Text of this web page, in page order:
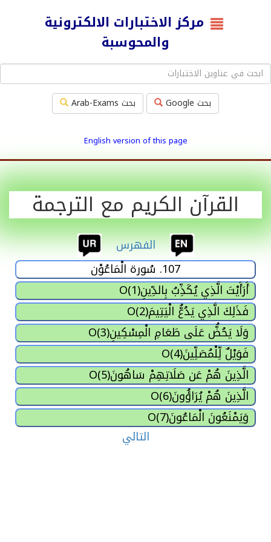
مركز الاختبارات الالكترونية
والمحوسبة
بحث Google بحث Arab-Exams
English version of this page
القرآن الكريم مع الترجمة
الفهرس
107. سُورة الْمَاعُوْن
أَرَأَيْتَ الَّذِي يُكَذِّبُ بِالدِّينِO(1)
فَذَلِكَ الَّذِي يَدُعُّ الْيَتِيمَO(2)
وَلَا يَحُضُّ عَلَى طَعَامِ الْمِسْكِينِO(3)
فَوَيْلٌ لِّلْمُصَلِّينَO(4)
الَّذِينَ هُمْ عَن صَلَاتِهِمْ سَاهُونَO(5)
الَّذِينَ هُمْ يُرَاؤُونَO(6)
وَيَمْنَعُونَ الْمَاعُونَO(7)
التالي